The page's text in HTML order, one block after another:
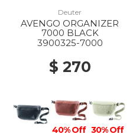
Deuter
AVENGO ORGANIZER
7000 BLACK
3900325-7000
$ 270
40% Off 30% Off